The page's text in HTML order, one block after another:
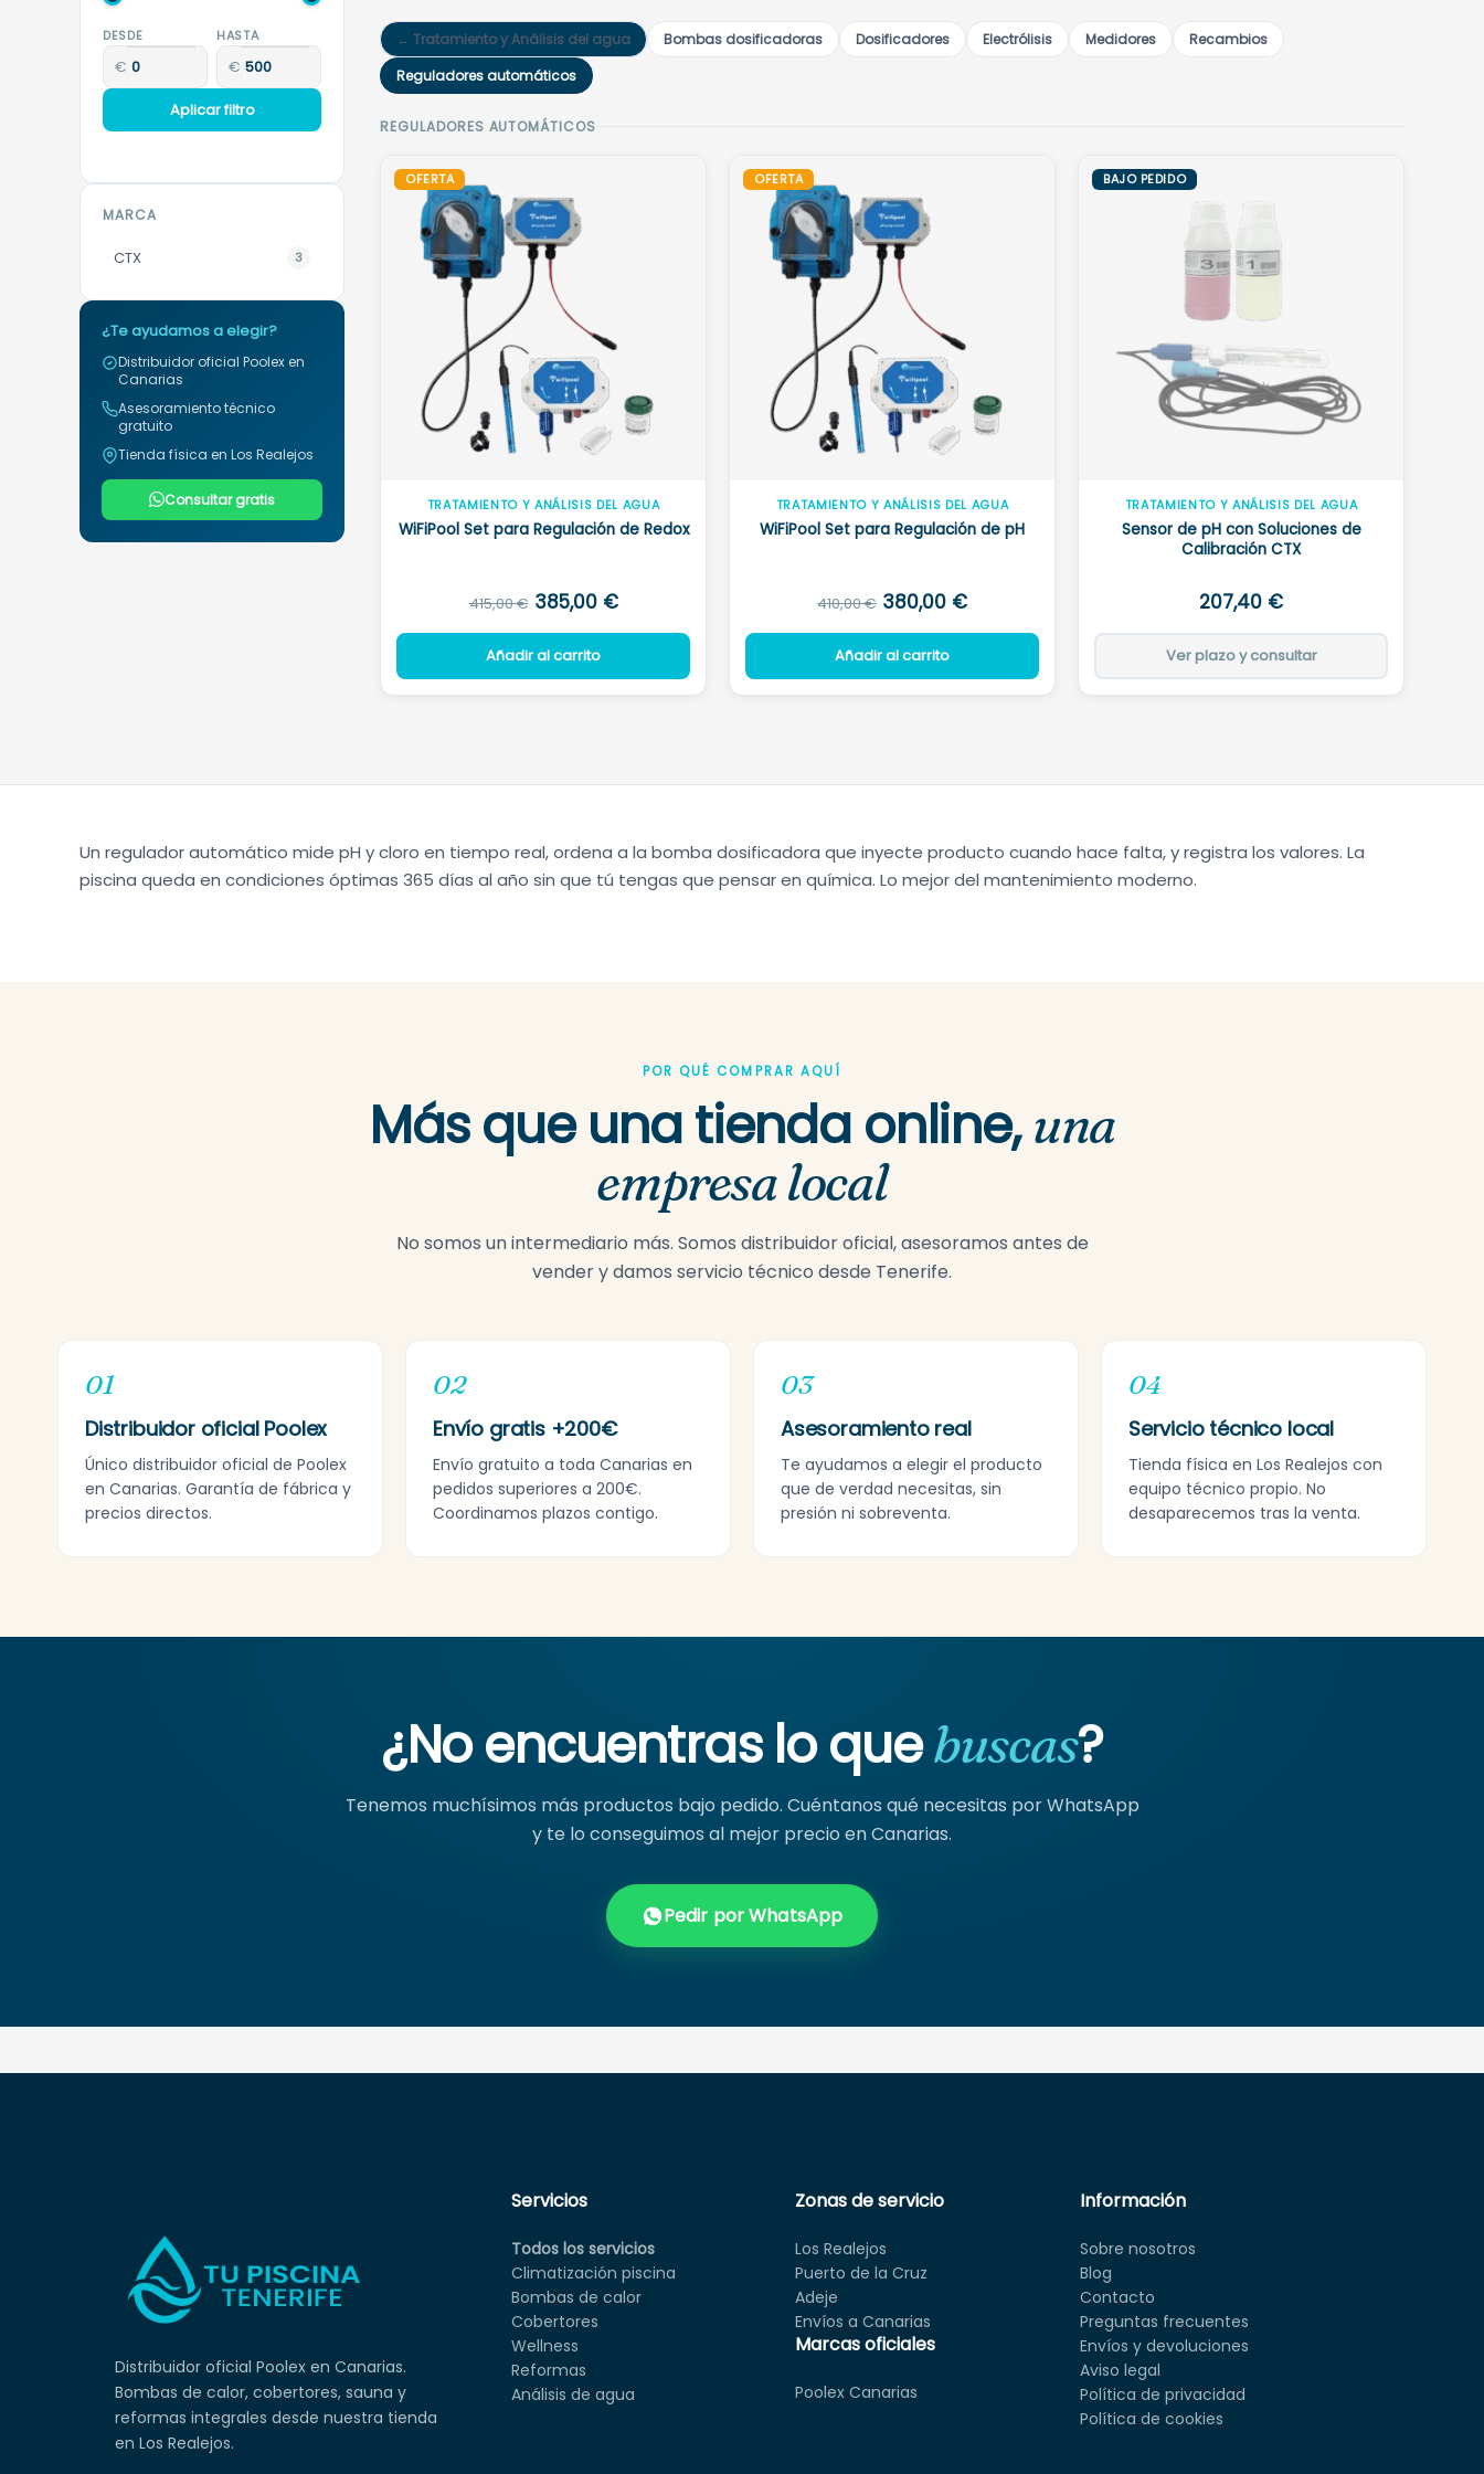
DESDE
€
HASTA
€
Aplicar filtro
MARCA
CTX 3
¿Te ayudamos a elegir?
Distribuidor oficial Poolex en
Canarias
Asesoramiento técnico
gratuito
Tienda física en Los Realejos
Consultar gratis
← Tratamiento y Análisis del agua Bombas dosificadoras Dosificadores Electrólisis Medidores
Recambios
Reguladores automáticos
REGULADORES AUTOMÁTICOS
OFERTA
TRATAMIENTO Y ANÁLISIS DEL AGUA
WiFiPool Set para Regulación de Redox
415,00€ El
precio
original
era:
385,00 €El
precio
es:
Añadir al carrito
OFERTA
TRATAMIENTO Y ANÁLISIS DEL AGUA
WiFiPool Set para Regulación de pH
410,00€ El
precio
original
era:
380,00 €El
precio
es:
Añadir al carrito
BAJO PEDIDO
TRATAMIENTO Y ANÁLISIS DEL AGUA
Sensor de pH con Soluciones de
Calibración CTX
207,40 €
Ver plazo y consultar
Un regulador automático mide pH y cloro en tiempo real, ordena a la bomba dosificadora que inyecte producto cuando hace falta, y registra los valores. La
piscina queda en condiciones óptimas 365 días al año sin que tú tengas que pensar en química. Lo mejor del mantenimiento moderno.
POR QUÉ COMPRAR AQUÍ
Más que una tienda online,una
empresa local
No somos un intermediario más. Somos distribuidor oficial, asesoramos antes de
vender y damos servicio técnico desde Tenerife.
01
Distribuidor oficial Poolex
Único distribuidor oficial de Poolex
en Canarias. Garantía de fábrica y
precios directos.
02
Envío gratis +200€
Envío gratuito a toda Canarias en
pedidos superiores a 200€.
Coordinamos plazos contigo.
03
Asesoramiento real
Te ayudamos a elegir el producto
que de verdad necesitas, sin
presión ni sobreventa.
04
Servicio técnico local
Tienda física en Los Realejos con
equipo técnico propio. No
desaparecemos tras la venta.
¿No encuentras lo quebuscas?
Tenemos muchísimos más productos bajo pedido. Cuéntanos qué necesitas por WhatsApp
y te lo conseguimos al mejor precio en Canarias.
Pedir por WhatsApp
Distribuidor oficial Poolex en Canarias.
Bombas de calor, cobertores, sauna y
reformas integrales desde nuestra tienda
en Los Realejos.
Servicios
Todos los servicios
Climatización piscina
Bombas de calor
Cobertores
Wellness
Reformas
Análisis de agua
Zonas de servicio
Los Realejos
Puerto de la Cruz
Adeje
Envíos a Canarias
Marcas oficiales
Poolex Canarias
Información
Sobre nosotros
Blog
Contacto
Preguntas frecuentes
Envíos y devoluciones
Aviso legal
Política de privacidad
Política de cookies